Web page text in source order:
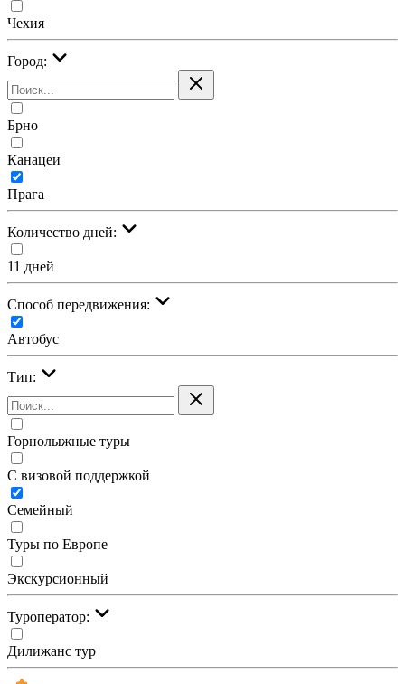
Чехия
Город:
Брно
Канацеи
Прага
Количество дней:
11 дней
Cпособ передвижения:
Автобус
Тип:
Горнолыжные туры
С визовой поддержкой
Семейный
Туры по Европе
Экскурсионный
Туроператор:
Дилижанс тур